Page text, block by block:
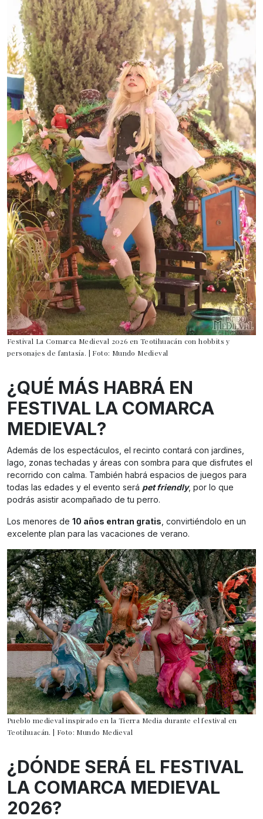
Festival La Comarca Medieval 2026 en Teotihuacán con hobbits y
personajes de fantasía. | Foto: Mundo Medieval
¿QUÉ MÁS HABRÁ EN
FESTIVAL LA COMARCA
MEDIEVAL?
Además de los espectáculos, el recinto contará con jardines,
lago, zonas techadas y áreas con sombra para que disfrutes el
recorrido con calma. También habrá espacios de juegos para
todas las edades y el evento será pet friendly, por lo que
podrás asistir acompañado de tu perro.
Los menores de 10 años entran gratis , convirtiéndolo en un
excelente plan para las vacaciones de verano.
Pueblo medieval inspirado en la Tierra Media durante el festival en
Teotihuacán. | Foto: Mundo Medieval
¿DÓNDE SERÁ EL FESTIVAL
LA COMARCA MEDIEVAL
2026?